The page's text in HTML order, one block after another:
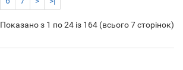
Показано з 1 по 24 із 164 (всього 7 сторінок)